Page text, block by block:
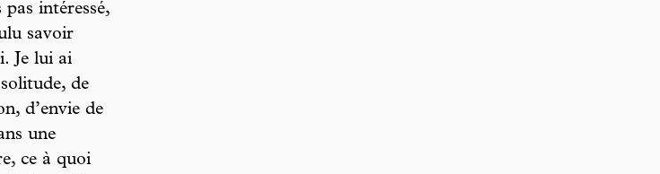
pas intéressé,
savoir
Je lui ai
de
d’envie de
une
ce à quoi